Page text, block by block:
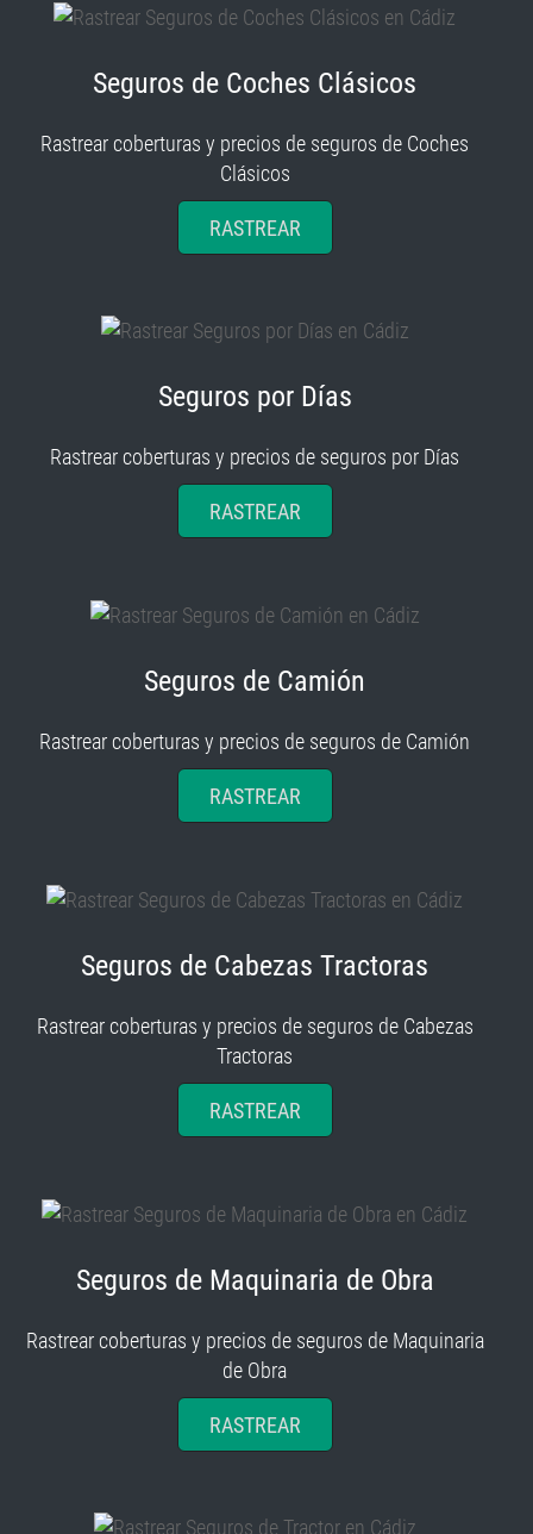
Seguros de Coches Clásicos
Rastrear coberturas y precios de seguros de Coches
Clásicos
RASTREAR
Seguros por Días
Rastrear coberturas y precios de seguros por Días
RASTREAR
Seguros de Camión
Rastrear coberturas y precios de seguros de Camión
RASTREAR
Seguros de Cabezas Tractoras
Rastrear coberturas y precios de seguros de Cabezas
Tractoras
RASTREAR
Seguros de Maquinaria de Obra
Rastrear coberturas y precios de seguros de Maquinaria
de Obra
RASTREAR